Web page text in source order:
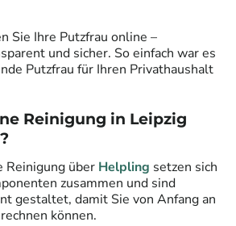
Sie Ihre Putzfrau online –
und sicher. So einfach war es
Putzfrau für Ihren Privathaushalt
Reinigung in Leipzig
Reinigung über Helpling setzen sich
zusammen und sind
gestaltet, damit Sie von Anfang an
können.